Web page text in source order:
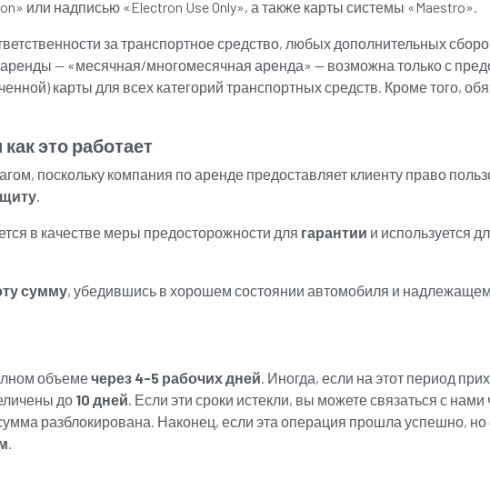
или надписью «Electron Use Only», а также карты системы «Maestro».
за транспортное средство, любых дополнительных
— «месячная/многомесячная аренда» — возможна только с
карты для всех категорий транспортных средств. Кроме того,
это работает
поскольку компания по аренде предоставляет клиенту право
.
в качестве меры предосторожности для гарантии и используется
сумму, убедившись в хорошем состоянии автомобиля и
объемечерез 4-5 рабочих дней. Иногда, если на этот период
до 10 дней. Если эти сроки истекли, вы можете связаться с нами
разблокирована. Наконец, если эта операция прошла успешно,
.